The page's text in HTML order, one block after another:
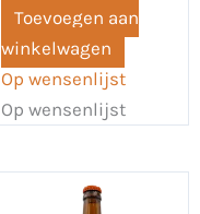
Toevoegen aan
winkelwagen
Op wensenlijst
Op wensenlijst